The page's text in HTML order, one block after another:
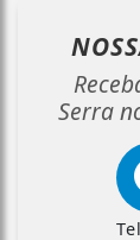
Serra